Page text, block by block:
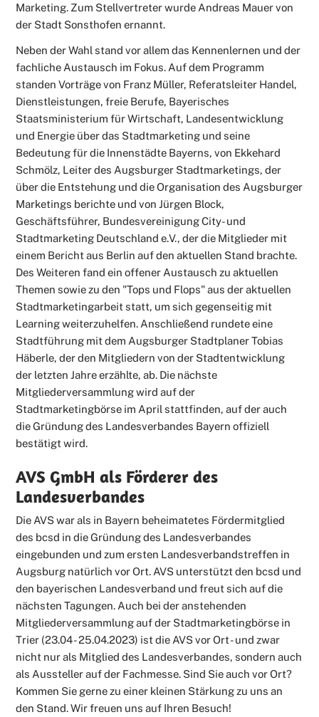
Marketing. Zum Stellvertreter wurde Andreas Mauer von
der Stadt Sonsthofen ernannt.
Neben der Wahl stand vor allem das Kennenlernen und der
fachliche Austausch im Fokus. Auf dem Programm
standen Vorträge von Franz Müller, Referatsleiter Handel,
Dienstleistungen, freie Berufe, Bayerisches
Staatsministerium für Wirtschaft, Landesentwicklung
und Energie über das Stadtmarketing und seine
Bedeutung für die Innenstädte Bayerns, von Ekkehard
Schmölz, Leiter des Augsburger Stadtmarketings, der
über die Entstehung und die Organisation des Augsburger
Marketings berichte und von Jürgen Block,
Geschäftsführer, Bundesvereinigung City- und
Stadtmarketing Deutschland e.V., der die Mitglieder mit
einem Bericht aus Berlin auf den aktuellen Stand brachte.
Des Weiteren fand ein offener Austausch zu aktuellen
Themen sowie zu den "Tops und Flops" aus der aktuellen
Stadtmarketingarbeit statt, um sich gegenseitig mit
Learning weiterzuhelfen. Anschließend rundete eine
Stadtführung mit dem Augsburger Stadtplaner Tobias
Häberle, der den Mitgliedern von der Stadtentwicklung
der letzten Jahre erzählte, ab. Die nächste
Mitgliederversammlung wird auf der
Stadtmarketingbörse im April stattfinden, auf der auch
die Gründung des Landesverbandes Bayern offiziell
bestätigt wird.
AVS GmbH als Förderer des
Landesverbandes
Die AVS war als in Bayern beheimatetes Fördermitglied
des bcsd in die Gründung des Landesverbandes
eingebunden und zum ersten Landesverbandstreffen in
Augsburg natürlich vor Ort. AVS unterstützt den bcsd und
den bayerischen Landesverband und freut sich auf die
nächsten Tagungen. Auch bei der anstehenden
Mitgliederversammlung auf der Stadtmarketingbörse in
Trier (23.04 - 25.04.2023) ist die AVS vor Ort - und zwar
nicht nur als Mitglied des Landesverbandes, sondern auch
als Aussteller auf der Fachmesse. Sind Sie auch vor Ort?
Kommen Sie gerne zu einer kleinen Stärkung zu uns an
den Stand. Wir freuen uns auf Ihren Besuch!